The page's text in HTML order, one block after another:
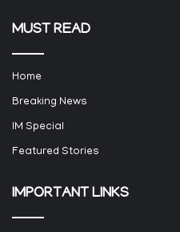
MUST READ
Home
Breaking News
IM Special
Featured Stories
IMPORTANT LINKS